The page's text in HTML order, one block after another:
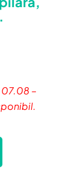
–
lei.